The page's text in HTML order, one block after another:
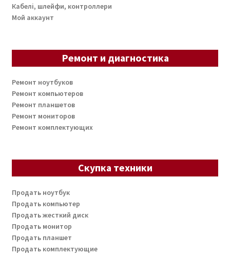
Кабелі, шлейфи, контроллери
Мой аккаунт
Ремонт и диагностика
Ремонт ноутбуков
Ремонт компьютеров
Ремонт планшетов
Ремонт мониторов
Ремонт комплектующих
Скупка техники
Продать ноутбук
Продать компьютер
Продать жесткий диск
Продать монитор
Продать планшет
Продать комплектующие